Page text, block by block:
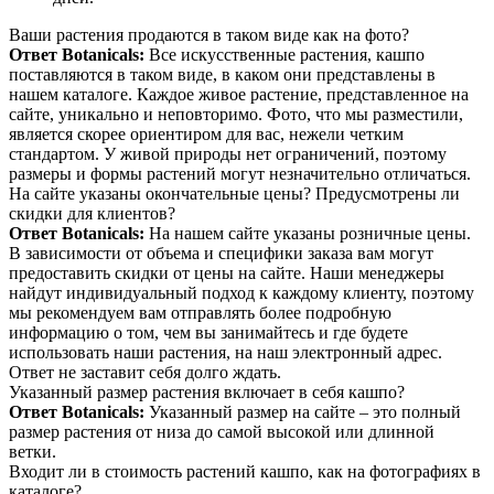
Ваши растения продаются в таком виде как на фото?
Ответ Botanicals: Все искусственные растения, кашпо
поставляются в таком виде, в каком они представлены в
нашем каталоге. Каждое живое растение, представленное на
сайте, уникально и неповторимо. Фото, что мы разместили,
является скорее ориентиром для вас, нежели четким
стандартом. У живой природы нет ограничений, поэтому
размеры и формы растений могут незначительно отличаться.
На сайте указаны окончательные цены? Предусмотрены ли
скидки для клиентов?
Ответ Botanicals: На нашем сайте указаны розничные цены.
В зависимости от объема и специфики заказа вам могут
предоставить скидки от цены на сайте. Наши менеджеры
найдут индивидуальный подход к каждому клиенту, поэтому
мы рекомендуем вам отправлять более подробную
информацию о том, чем вы занимайтесь и где будете
использовать наши растения, на наш электронный адрес.
Ответ не заставит себя долго ждать.
Указанный размер растения включает в себя кашпо?
Ответ Botanicals: Указанный размер на сайте – это полный
размер растения от низа до самой высокой или длинной
ветки.
Входит ли в стоимость растений кашпо, как на фотографиях в